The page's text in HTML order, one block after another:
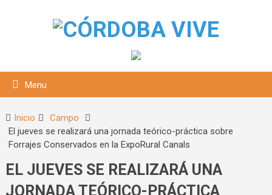
Menu
Inicio
Campo
El jueves se realizará una jornada teórico-práctica sobre
Forrajes Conservados en la ExpoRural Canals
EL JUEVES SE REALIZARÁ UNA
JORNADA TEÓRICO-PRÁCTICA